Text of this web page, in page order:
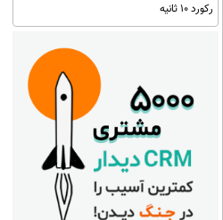
رکورد 10 ثانیه